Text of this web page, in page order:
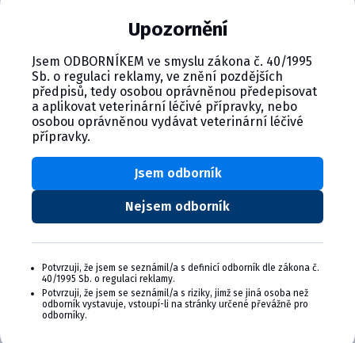
CYMEDICA PLUS: VERNOSŤ, KTORÁ
SA VYPLÁCA
Zapojte sa do vernostného programu Cymedica
Plus a získajte ďalšie bonusy pre svoju
veterinárnu prax, vzdelávanie a pohodu.
Výhody členstva v Cymedica Plus:
Exkluzívne produkty a služby
Jedinečné bonusy
webové semináre a ďalšie
Chcem sa pripojiť
Ďalšie informácie o programe PLUS
Upozornění
Jsem ODBORNÍKEM ve smyslu zákona č. 40/1995
Sb. o regulaci reklamy, ve znění pozdějších
předpisů, tedy osobou oprávněnou předepisovat
a aplikovat veterinární léčivé přípravky, nebo
osobou oprávněnou vydávat veterinární léčivé
přípravky.
Nejsem odborník
Jsem odborník
Potvrzuji, že jsem se seznámil/a s definicí odborník dle zákona č.
40/1995 Sb. o regulaci reklamy.
Potvrzuji, že jsem se seznámil/a s riziky, jimž se jiná osoba než
odborník vystavuje, vstoupí-li na stránky určené převážně pro
odborníky.